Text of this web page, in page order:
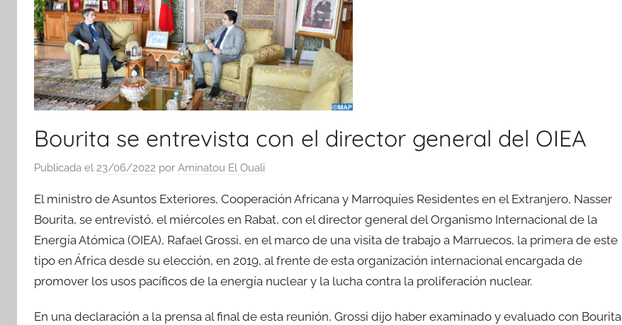
Bourita se entrevista con el director general del OIEA
Publicada el 23/06/2022 por Aminatou El Ouali
El ministro de Asuntos Exteriores, Cooperación Africana y Marroquíes Residentes en el Extranjero, Nasser
Bourita, se entrevistó, el miércoles en Rabat, con el director general del Organismo Internacional de la
Energía Atómica (OIEA), Rafael Grossi, en el marco de una visita de trabajo a Marruecos, la primera de este
tipo en África desde su elección, en 2019, al frente de esta organización internacional encargada de
promover los usos pacíficos de la energía nuclear y la lucha contra la proliferación nuclear.
En una declaración a la prensa al final de esta reunión, Grossi dijo haber examinado y evaluado con Bourita